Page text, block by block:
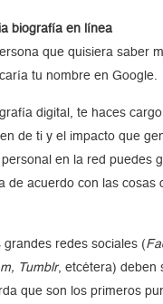
biografía en línea
que quisiera saber
tu nombre en Google.
digital, te haces
de ti y el impacto que
en la red puedes
de acuerdo con las cosas
grandes redes sociales (
Tumblr, etcétera) deben
que son los primeros